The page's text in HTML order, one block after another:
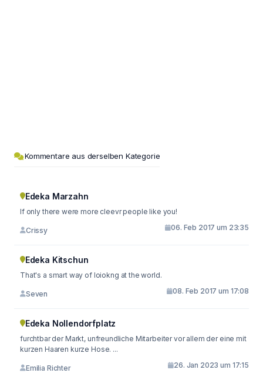
Kommentare aus derselben Kategorie
Edeka Marzahn
If only there were more cleevr people like you!
Crissy 06. Feb 2017 um 23:35
Edeka Kitschun
That's a smart way of loiokng at the world.
Seven 08. Feb 2017 um 17:08
Edeka Nollendorfplatz
furchtbar der Markt, unfreundliche Mitarbeiter vor allem der eine mit
kurzen Haaren kurze Hose. ...
Emilia Richter 26. Jan 2023 um 17:15